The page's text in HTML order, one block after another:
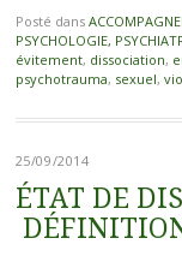
Posté dans
PSYCHOLOGIE,
évitement, dissociation,
psychotrauma, sexuel,
25/09/2014
ÉTAT DE